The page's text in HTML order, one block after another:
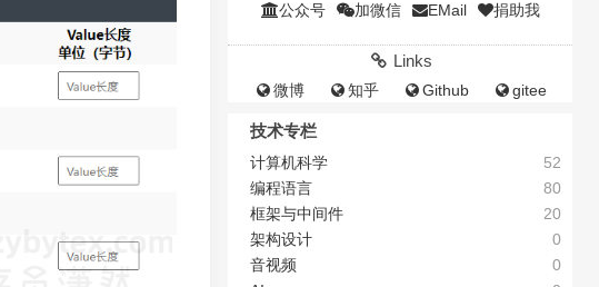
公众号 加微信 EMail 捐助我
Links
微博 知乎 Github gitee
技术专栏
52
计算机科学
80
编程语言
20
框架与中间件
0
架构设计
0
音视频